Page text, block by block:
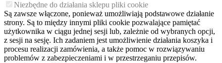
Niezbędne do działania sklepu pliki cookie
Są zawsze włączone, ponieważ umożliwiają podstawowe działanie
strony. Są to między innymi pliki cookie pozwalające pamiętać
użytkownika w ciągu jednej sesji lub, zależnie od wybranych opcji,
z sesji na sesję. Ich zadaniem jest umożliwienie działania koszyka i
procesu realizacji zamówienia, a także pomoc w rozwiązywaniu
problemów z zabezpieczeniami i w przestrzeganiu przepisów.